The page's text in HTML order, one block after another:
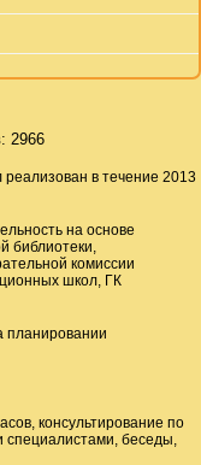
2966
реализован в течение 2013
на основе
библиотеки,
комиссии
школ, ГК
планировании
консультирование по
специалистами, беседы,